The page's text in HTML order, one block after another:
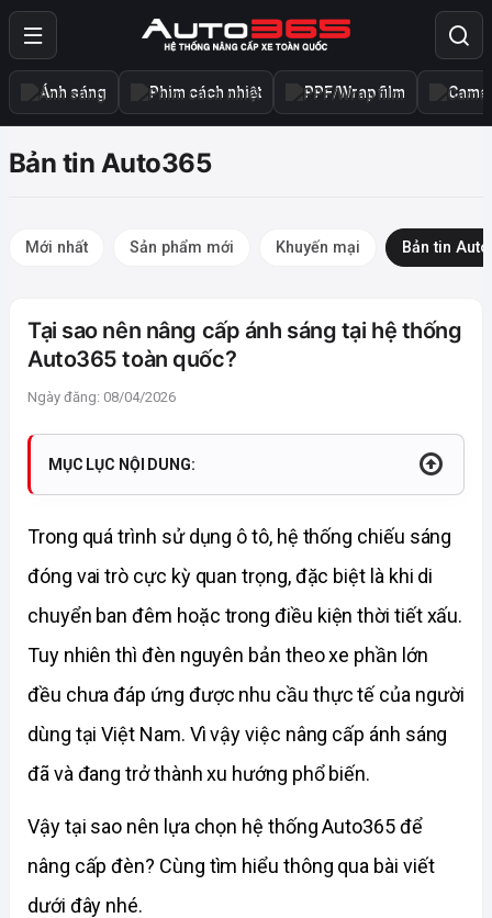
Ánh sáng Phim cách nhiệt PPF/Wrap film
Bản tin Auto365
Mới nhất Sản phẩm mới Khuyến mại Bản tin
Tại sao nên nâng cấp ánh sáng tại hệ thống
Auto365 toàn quốc?
Ngày đăng: 08/04/2026
MỤC LỤC NỘI DUNG:
Trong quá trình sử dụng ô tô, hệ thống chiếu sáng
đóng vai trò cực kỳ quan trọng, đặc biệt là khi di
chuyển ban đêm hoặc trong điều kiện thời tiết xấu.
Tuy nhiên thì đèn nguyên bản theo xe phần lớn
đều chưa đáp ứng được nhu cầu thực tế của người
dùng tại Việt Nam. Vì vậy việc nâng cấp ánh sáng
đã và đang trở thành xu hướng phổ biến.
Vậy tại sao nên lựa chọn hệ thống Auto365 để
nâng cấp đèn? Cùng tìm hiểu thông qua bài viết
dưới đây nhé.